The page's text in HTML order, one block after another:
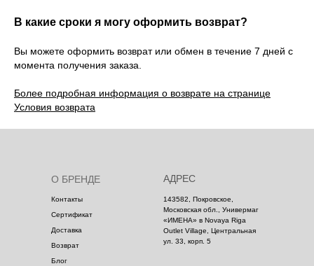
В какие сроки я могу оформить возврат?
Вы можете оформить возврат или обмен в течение 7 дней с
момента получения заказа.
Более подробная информация о возврате на странице
Условия возврата
О БРЕНДЕ
Контакты
Сертификат
Доставка
Возврат
Блог
АДРЕС
143582, Покровское,
Московская обл., Универмаг
«ИМЕНА» в Novaya Riga
Outlet Village, Центральная
ул. 33, корп. 5